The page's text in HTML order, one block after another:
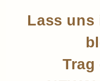
Lass uns
Trag